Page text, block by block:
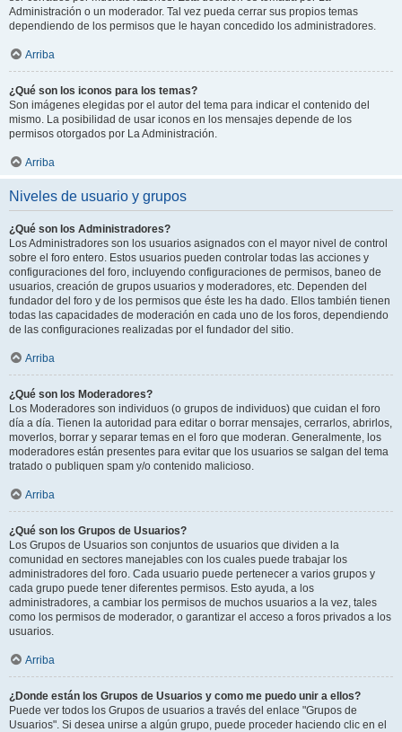
Administración o un moderador. Tal vez pueda cerrar sus propios temas
dependiendo de los permisos que le hayan concedido los administradores.
Arriba
¿Qué son los iconos para los temas?
Son imágenes elegidas por el autor del tema para indicar el contenido del
mismo. La posibilidad de usar iconos en los mensajes depende de los
permisos otorgados por La Administración.
Arriba
Niveles de usuario y grupos
¿Qué son los Administradores?
Los Administradores son los usuarios asignados con el mayor nivel de control
sobre el foro entero. Estos usuarios pueden controlar todas las acciones y
configuraciones del foro, incluyendo configuraciones de permisos, baneo de
usuarios, creación de grupos usuarios y moderadores, etc. Dependen del
fundador del foro y de los permisos que éste les ha dado. Ellos también tienen
todas las capacidades de moderación en cada uno de los foros, dependiendo
de las configuraciones realizadas por el fundador del sitio.
Arriba
¿Qué son los Moderadores?
Los Moderadores son individuos (o grupos de individuos) que cuidan el foro
día a día. Tienen la autoridad para editar o borrar mensajes, cerrarlos, abrirlos,
moverlos, borrar y separar temas en el foro que moderan. Generalmente, los
moderadores están presentes para evitar que los usuarios se salgan del tema
tratado o publiquen spam y/o contenido malicioso.
Arriba
¿Qué son los Grupos de Usuarios?
Los Grupos de Usuarios son conjuntos de usuarios que dividen a la
comunidad en sectores manejables con los cuales puede trabajar los
administradores del foro. Cada usuario puede pertenecer a varios grupos y
cada grupo puede tener diferentes permisos. Esto ayuda, a los
administradores, a cambiar los permisos de muchos usuarios a la vez, tales
como los permisos de moderador, o garantizar el acceso a foros privados a los
usuarios.
Arriba
¿Donde están los Grupos de Usuarios y como me puedo unir a ellos?
Puede ver todos los Grupos de usuarios a través del enlace "Grupos de
Usuarios". Si desea unirse a algún grupo, puede proceder haciendo clic en el